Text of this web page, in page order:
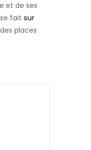
et de ses
fait sur
places